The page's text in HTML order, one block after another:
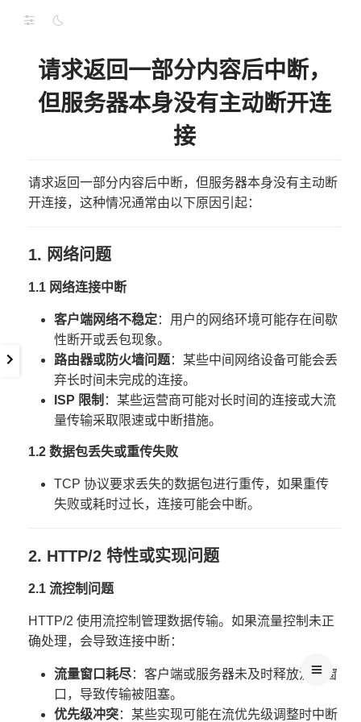
请求返回一部分内容后中断，
但服务器本身没有主动断开连
接
请求返回一部分内容后中断，但服务器本身没有主动断
开连接，这种情况通常由以下原因引起：
1. 网络问题
1.1 网络连接中断
客户端网络不稳定：用户的网络环境可能存在间歇
性断开或丢包现象。
路由器或防火墙问题：某些中间网络设备可能会丢
弃长时间未完成的连接。
ISP 限制 ：某些运营商可能对长时间的连接或大流
量传输采取限速或中断措施。
1.2 数据包丢失或重传失败
TCP 协议要求丢失的数据包进行重传，如果重传
失败或耗时过长，连接可能会中断。
2. HTTP/2 特性或实现问题
2.1 流控制问题
HTTP/2 使用流控制管理数据传输。如果流量控制未正
确处理，会导致连接中断：
流量窗口耗尽：客户端或服务器未及时释放流量窗
口，导致传输被阻塞。
优先级冲突：某些实现可能在流优先级调整时中断